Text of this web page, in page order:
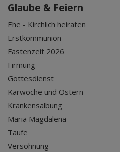
Glaube & Feiern
Ehe - Kirchlich heiraten
Erstkommunion
Fastenzeit 2026
Firmung
Gottesdienst
Karwoche und Ostern
Krankensalbung
Maria Magdalena
Taufe
Versöhnung